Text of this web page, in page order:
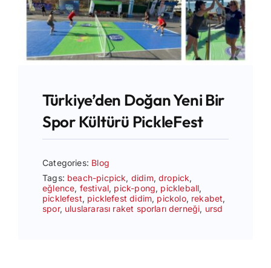
Türkiye’den Doğan Yeni Bir
Spor Kültürü PickleFest
Categories: Blog
Tags: beach-picpick, didim,dropick,
eğlence, festival, pick-pong, pickleball,
picklefest, picklefest didim, pickolo, rekabet,
spor, uluslararası raket sporları derneği, ursd